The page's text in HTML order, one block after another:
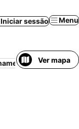
Iniciar sessão Menu
Ver mapa